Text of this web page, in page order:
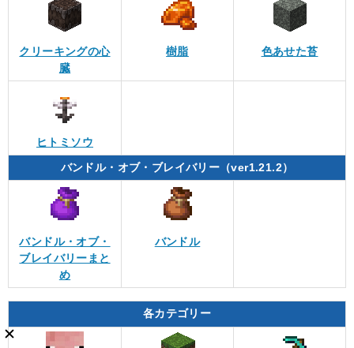
クリーキングの心
臓
樹脂 色あせた苔
ヒトミソウ
バンドル・オブ・ブレイバリー（ver1.21.2）
バンドル・オブ・
ブレイバリーまと
め
バンドル
各カテゴリー